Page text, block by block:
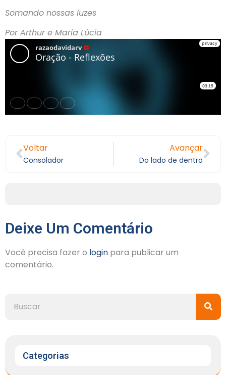
Somando nossas luzes
Por Arthur e Maria Lúcia
Voltar
Consolador
Avançar
Do lado de dentro
Deixe Um Comentário
Você precisa fazer o login para publicar um
comentário.
Categorias